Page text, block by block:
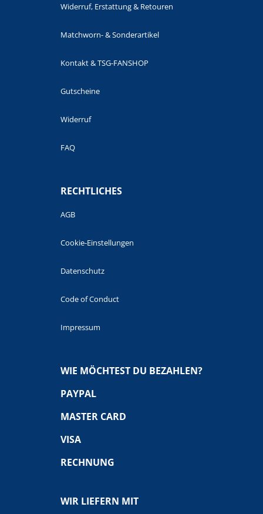
Widerruf, Erstattung & Retouren
Matchworn- & Sonderartikel
Kontakt & TSG-FANSHOP
Gutscheine
Widerruf
FAQ
RECHTLICHES
AGB
Cookie-Einstellungen
Datenschutz
Code of Conduct
Impressum
WIE MÖCHTEST DU BEZAHLEN?
PAYPAL
MASTER CARD
VISA
RECHNUNG
WIR LIEFERN MIT